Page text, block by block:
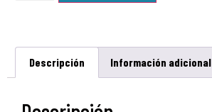
Descripción Información adicional